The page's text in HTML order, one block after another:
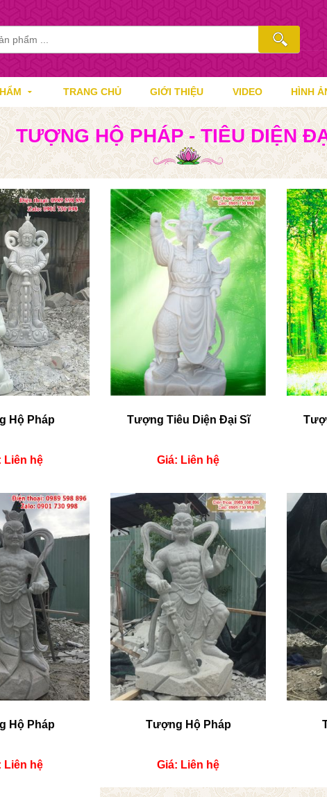
TRANG CHỦ GIỚI THIỆU VIDEO HÌNH
TƯỢNG HỘ PHÁP - TIÊU DIỆN
Hộ Pháp
Liên hệ
Tượng Tiêu Diện Đại Sĩ
Giá: Liên hệ
Hộ Pháp
Liên hệ
Tượng Hộ Pháp
Giá: Liên hệ